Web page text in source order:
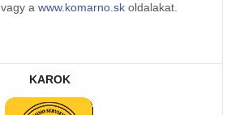
vagy a www.komarno.sk oldalakat.
KAROK